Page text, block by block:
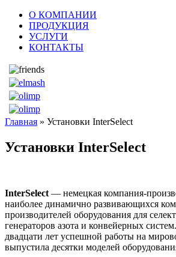
О КОМПАНИИ
ПРОДУКЦИЯ
УСЛУГИ
КОНТАКТЫ
Главная » Установки InterSelect
Установки InterSelect
InterSelect — немецкая компания-
наиболее динамично развивающихся
производителей оборудования для
генераторов азота и конвейерных
двадцати лет успешной работы на
выпустила десятки моделей